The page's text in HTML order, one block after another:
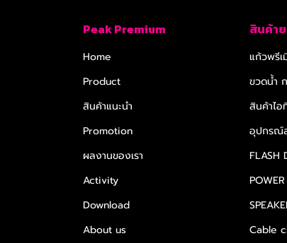
Peak Premium
Home
Product
สินค้าแนะนำ
Promotion
ผลงานของเรา
Activity
Download
About us
สินค้า
แก้วพรีเ
ขวดน้ำ
สินค้าไ
อุปกรณ์
FLASH
Cable